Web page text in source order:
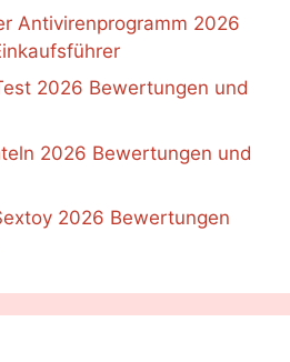
Antivirenprogramm 2026
2026 Bewertungen und
2026 Bewertungen und
2026 Bewertungen